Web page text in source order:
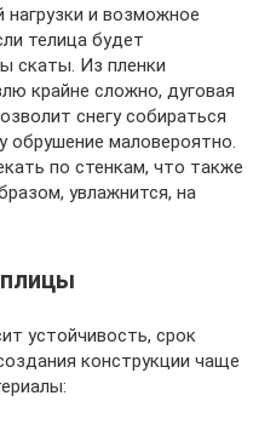
нагрузки и возможное
телица будет
скаты. Из пленки
крайне сложно, дуговая
снегу собираться
обрушение маловероятно.
по стенкам, что также
увлажнится, на
устойчивость, срок
конструкции чаще